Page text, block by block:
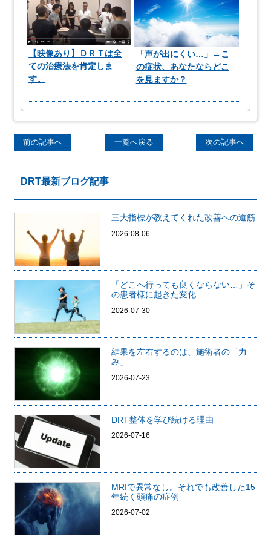
【映像あり】ＤＲＴは全
ての治療法を肯定しま
す。
「声が出にくい…」←こ
の症状、あなたならどこ
を見ますか？
前の記事へ 一覧へ戻る 次の記事へ
DRT最新ブログ記事
三大指標が教えてくれた改善への道筋
2026-08-06
「どこへ行っても良くならない…」そ
の患者様に起きた変化
2026-07-30
結果を左右するのは、施術者の「力
み」
2026-07-23
DRT整体を学び続ける理由
2026-07-16
MRIで異常なし。それでも改善した15
年続く頭痛の症例
2026-07-02